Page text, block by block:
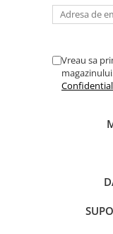
SealfHealing
Starea de bine
Terapii Alternative
Carti pentru
Crime, Thriller,
Vreau sa